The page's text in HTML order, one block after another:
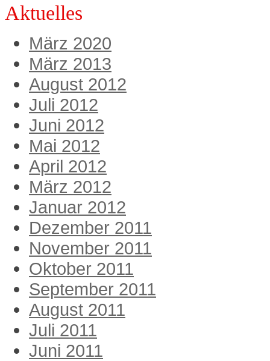
Aktuelles
März 2020
März 2013
August 2012
Juli 2012
Juni 2012
Mai 2012
April 2012
März 2012
Januar 2012
Dezember 2011
November 2011
Oktober 2011
September 2011
August 2011
Juli 2011
Juni 2011